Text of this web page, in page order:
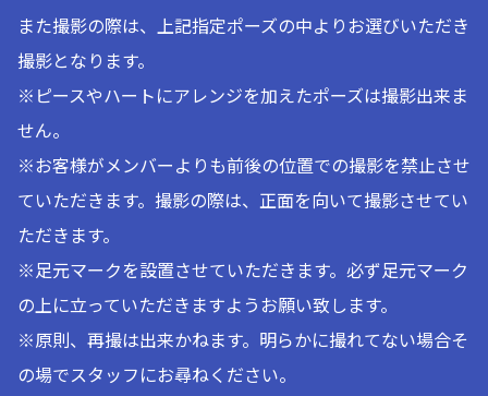
また撮影の際は、上記指定ポーズの中よりお選びいただき
撮影となります。
※ピースやハートにアレンジを加えたポーズは撮影出来ま
せん。
※お客様がメンバーよりも前後の位置での撮影を禁止させ
ていただきます。撮影の際は、正面を向いて撮影させてい
ただきます。
※足元マークを設置させていただきます。必ず足元マーク
の上に立っていただきますようお願い致します。
※原則、再撮は出来かねます。明らかに撮れてない場合そ
の場でスタッフにお尋ねください。